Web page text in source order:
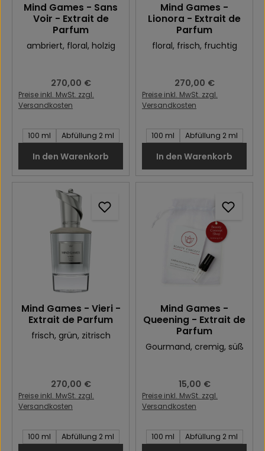
Mind Games - Sans
Voir - Extrait de
Parfum
ambriert, floral, holzig
Regulärer Preis:
270,00 €
Preise inkl. MwSt. zzgl.
Versandkosten
Inhalt des Artikel:
100 ml Abfüllung 2 ml
In den Warenkorb
Mind Games -
Lionora - Extrait de
Parfum
floral, frisch, fruchtig
Regulärer Preis:
270,00 €
Preise inkl. MwSt. zzgl.
Versandkosten
Inhalt des Artikel:
100 ml Abfüllung 2 ml
In den Warenkorb
Mind Games - Vieri -
Extrait de Parfum
frisch, grün, zitrisch
Regulärer Preis:
270,00 €
Preise inkl. MwSt. zzgl.
Versandkosten
Inhalt des Artikel:
100 ml Abfüllung 2 ml
Mind Games -
Queening - Extrait de
Parfum
Gourmand, cremig, süß
Regulärer Preis:
15,00 €
Preise inkl. MwSt. zzgl.
Versandkosten
Inhalt des Artikel:
100 ml Abfüllung 2 ml